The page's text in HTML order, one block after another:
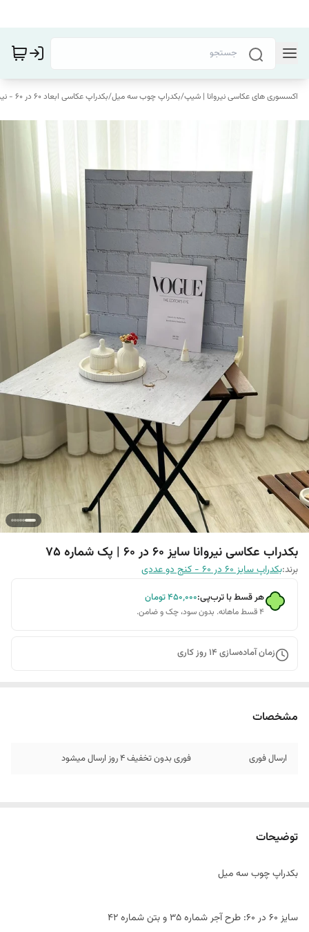
اکسسوری های عکاسی نیروانا | شیپ/بکدراپ چوب سه میل/بکدراپ عکاسی ابعاد 60 در 60 - نیروانا
بکدراب عکاسی نیروانا سایز 60 در 60 | پک شماره 75
برند:بکدراپ سایز 60 در 60 - کنج دو عددی
هر قسط با ترب‌پی:۴۵۰٬۰۰۰تومان
۴ قسط ماهانه. بدون سود، چک و ضامن.
زمان آماده‌سازی 14 روز کاری
مشخصات
ارسال فوری فوری بدون تخفیف 4 روز ارسال میشود
توضیحات
بکدراپ چوب سه میل
سایز ۶٠ در 60: طرح آجر شماره 35 و بتن شماره 42